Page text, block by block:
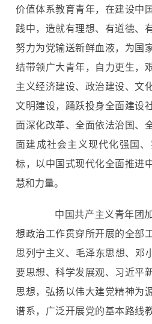
价值体系教育青年，在建设中
践中，造就有理想、有道德、
努力为党输送新鲜血液，为国
结带领广大青年，自力更生，
主义经济建设、政治建设、文
文明建设，踊跃投身全面建设
面深化改革、全面依法治国、
面建成社会主义现代化强国
标，以中国式现代化全面推进
慧和力量。
中国共产主义青年团加
想政治工作贯穿所开展的全部
思列宁主义、毛泽东思想、邓
要思想、科学发展观、习近平
思想，弘扬以伟大建党精神为
谱系，广泛开展党的基本路线